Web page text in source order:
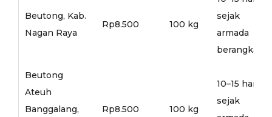
Beutong, Kab.
Nagan Raya
Rp8.500 100 kg
sejak
armada
berangkat
Beutong
Ateuh
Banggalang,
Rp8.500 100 kg
10–15 hari
sejak